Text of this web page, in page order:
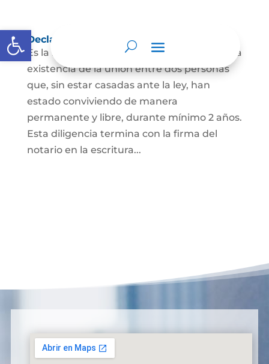
Abrir barra de herramientas
Declaración de Unión Marital de Hecho
Es la manifestación ante juez o notario de la
existencia de la unión entre dos personas
que, sin estar casadas ante la ley, han
estado conviviendo de manera
permanente y libre, durante mínimo 2 años.
Esta diligencia termina con la firma del
notario en la escritura...